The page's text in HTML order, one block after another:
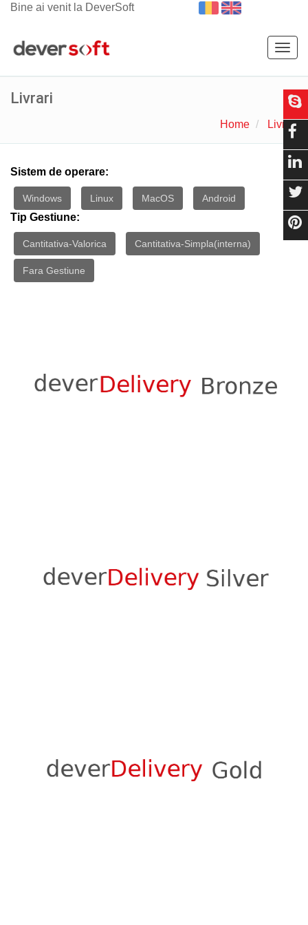
Bine ai venit la DeverSoft
Livrari
Home Livrari
Sistem de operare:
Windows Linux MacOS Android
Tip Gestiune:
Cantitativa-Valorica Cantitativa-Simpla(interna)
Fara Gestiune